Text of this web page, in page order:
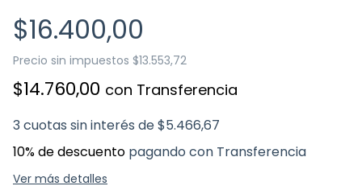
$16.400,00
Precio sin impuestos $13.553,72
$14.760,00 con Transferencia
3 cuotas sin interés de$5.466,67
10% de descuento pagando con Transferencia
Ver más detalles